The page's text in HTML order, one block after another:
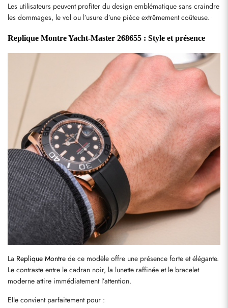
Les utilisateurs peuvent profiter du design emblématique sans craindre
les dommages, le vol ou l’usure d’une pièce extrêmement coûteuse.
Replique Montre Yacht-Master 268655 : Style et présence
La Replique Montre de ce modèle offre une présence forte et élégante.
Le contraste entre le cadran noir, la lunette raffinée et le bracelet
moderne attire immédiatement l’attention.
Elle convient parfaitement pour :
S'abonner